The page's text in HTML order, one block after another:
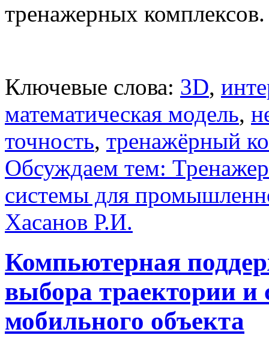
тренажерных комплексов.
Ключевые слова: 3D,
математическая модель,
точность, тренажёрный
Обсуждаем тем:
системы для
Хасанов Р.И.
Компьютерная
выбора траектории и
мобильного объекта